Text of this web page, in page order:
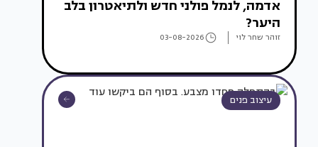
אדמה, לנמל פולני חדש ולתיאטרון בלב
היער?
זוהר שחר לוי 03-08-2026
עיצוב פנים